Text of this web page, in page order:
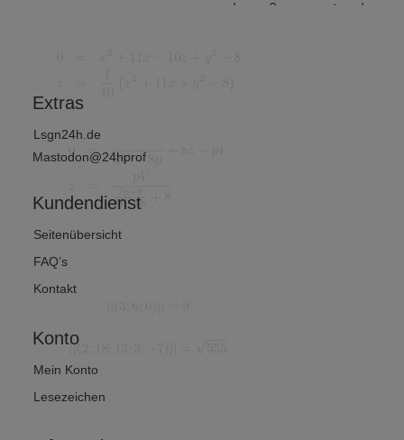
hnung?
unterscheid
Extras
Lsgn24h.de
Mastodon@24hprof
Kundendienst
Seitenübersicht
FAQ’s
Kontakt
Konto
Mein Konto
Lesezeichen